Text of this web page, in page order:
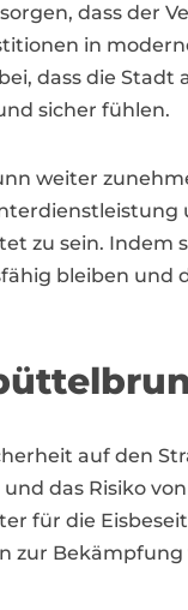
dass der
in
dass die
sicher fühlen.
weiter
zu sein. Indem
bleiben und
auf den
das Risiko
für die
Bekämpfung